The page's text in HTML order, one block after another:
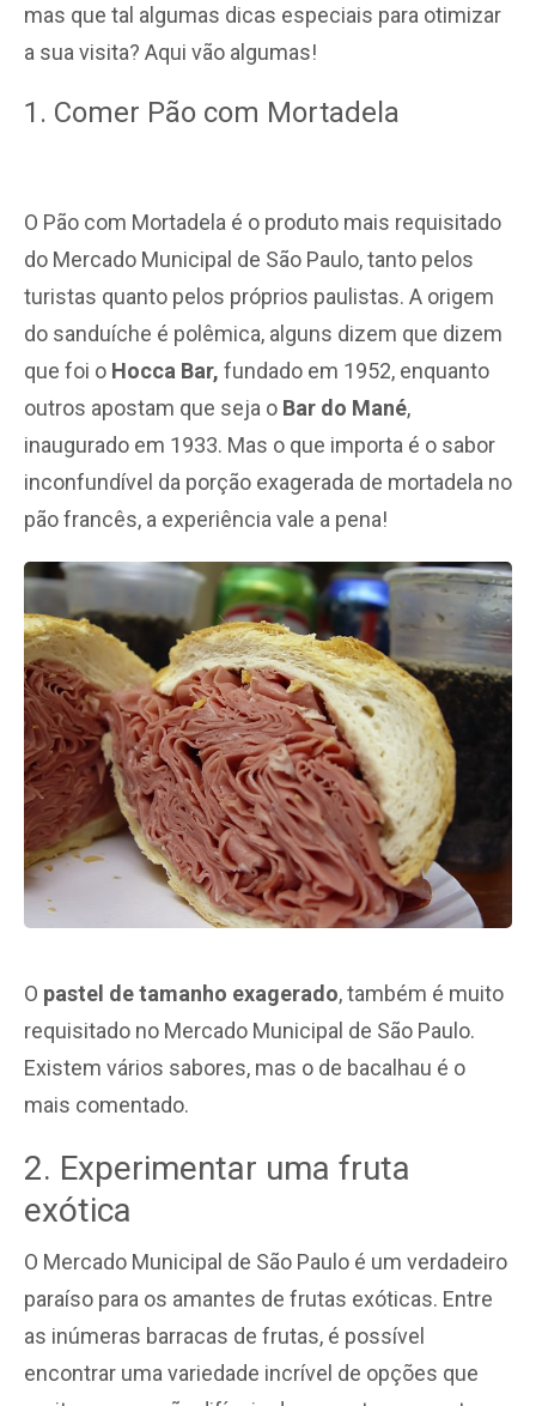
mas que tal algumas dicas especiais para otimizar
a sua visita? Aqui vão algumas!
1. Comer Pão com Mortadela
O Pão com Mortadela é o produto mais requisitado
do Mercado Municipal de São Paulo, tanto pelos
turistas quanto pelos próprios paulistas. A origem
do sanduíche é polêmica, alguns dizem que dizem
que foi o Hocca Bar, fundado em 1952, enquanto
outros apostam que seja o Bar do Mané,
inaugurado em 1933. Mas o que importa é o sabor
inconfundível da porção exagerada de mortadela no
pão francês, a experiência vale a pena!
O pastel de tamanho exagerado, também é muito
requisitado no Mercado Municipal de São Paulo.
Existem vários sabores, mas o de bacalhau é o
mais comentado.
2. Experimentar uma fruta
exótica
O Mercado Municipal de São Paulo é um verdadeiro
paraíso para os amantes de frutas exóticas. Entre
as inúmeras barracas de frutas, é possível
encontrar uma variedade incrível de opções que